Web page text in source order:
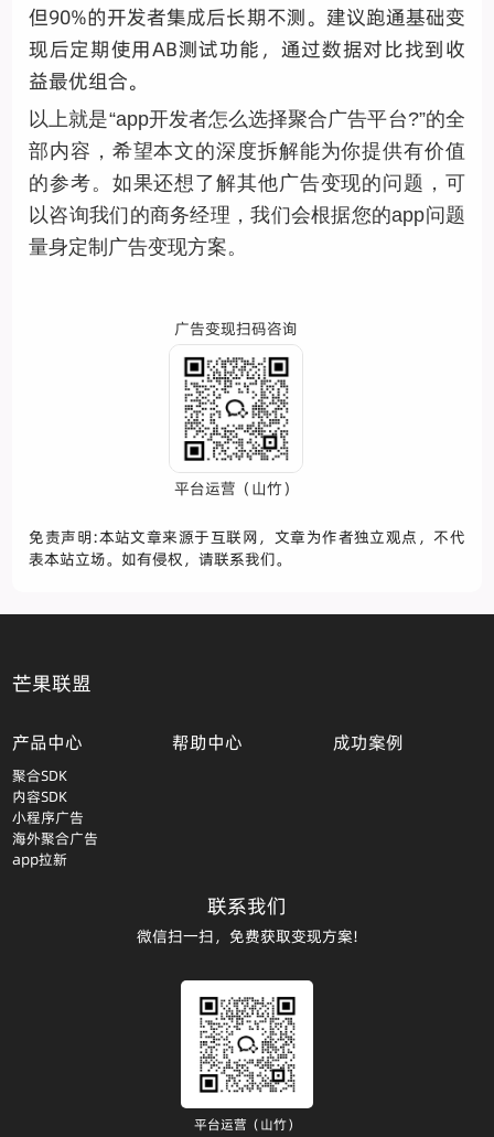
但90%的开发者集成后长期不测。建议跑通基础变
现后定期使用AB测试功能，通过数据对比找到收
益最优组合。
以上就是“app开发者怎么选择聚合广告平台?”的全
部内容，希望本文的深度拆解能为你提供有价值
的参考。如果还想了解其他广告变现的问题，可
以咨询我们的商务经理，我们会根据您的app问题
量身定制广告变现方案。
广告变现扫码咨询
平台运营（山竹）
免责声明:本站文章来源于互联网，文章为作者独立观点，不代
表本站立场。如有侵权，请联系我们。
芒果联盟
产品中心
聚合SDK
内容SDK
小程序广告
海外聚合广告
app拉新
帮助中心 成功案例
联系我们
微信扫一扫，免费获取变现方案!
平台运营（山竹）